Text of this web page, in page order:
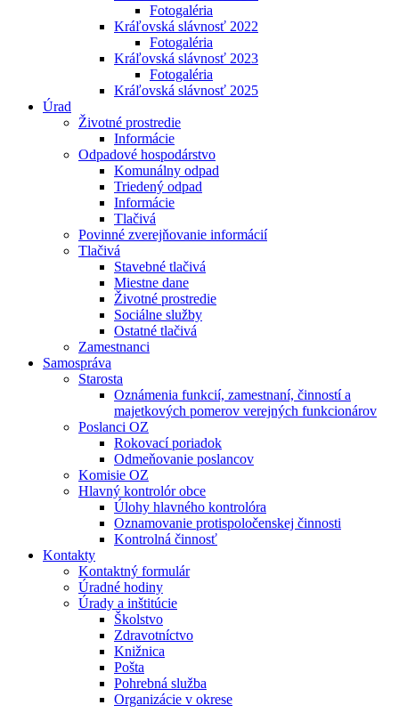
Fotogaléria
Kráľovská slávnosť 2022
Fotogaléria
Kráľovská slávnosť 2023
Fotogaléria
Kráľovská slávnosť 2025
Úrad
Životné prostredie
Informácie
Odpadové hospodárstvo
Komunálny odpad
Triedený odpad
Informácie
Tlačivá
Povinné zverejňovanie informácií
Tlačivá
Stavebné tlačivá
Miestne dane
Životné prostredie
Sociálne služby
Ostatné tlačivá
Zamestnanci
Samospráva
Starosta
Oznámenia funkcií, zamestnaní, činností a
majetkových pomerov verejných funkcionárov
Poslanci OZ
Rokovací poriadok
Odmeňovanie poslancov
Komisie OZ
Hlavný kontrolór obce
Úlohy hlavného kontrolóra
Oznamovanie protispoločenskej činnosti
Kontrolná činnosť
Kontakty
Kontaktný formulár
Úradné hodiny
Úrady a inštitúcie
Školstvo
Zdravotníctvo
Knižnica
Pošta
Pohrebná služba
Organizácie v okrese